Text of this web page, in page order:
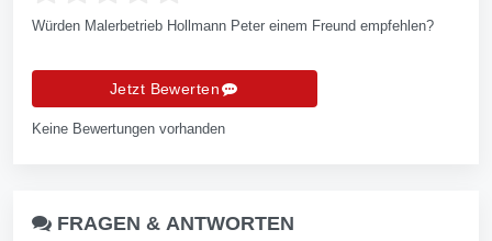
Würden Malerbetrieb Hollmann Peter einem Freund empfehlen?
Jetzt Bewerten
Keine Bewertungen vorhanden
FRAGEN & ANTWORTEN